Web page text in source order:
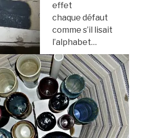
effet
chaque défaut
comme s’il lisait
l’alphabet…